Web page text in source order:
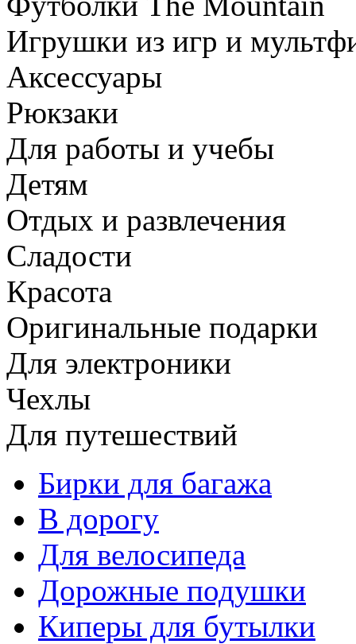
Игрушки из игр и
Аксессуары
Рюкзаки
Для работы и учебы
Детям
Отдых и развлечения
Сладости
Красота
Оригинальные подарки
Для электроники
Чехлы
Для путешествий
Бирки для багажа
В дорогу
Для велосипеда
Дорожные подушки
Киперы для бутылки